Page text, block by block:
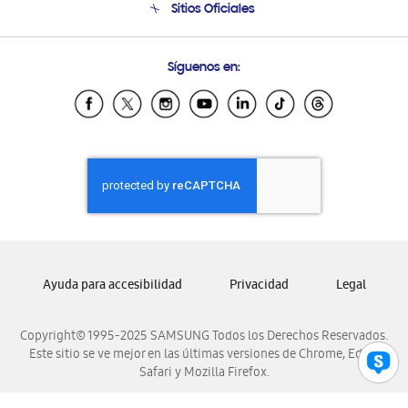
Soporte vía eMail
Sitios Oficiales
Samsung Ecuador
Samsung El Salvador
Samsung Honduras
Samsung Nicaragua
Samsung Panamá
Samsung Venezuela
Síguenos en:
Copyright© 1995-2025 SAMSUNG Todos los Derechos Reservados.
Este sitio se ve mejor en las últimas versiones de Chrome, Edge,
Safari y Mozilla Firefox.
Ayuda para accesibilidad Privacidad Legal